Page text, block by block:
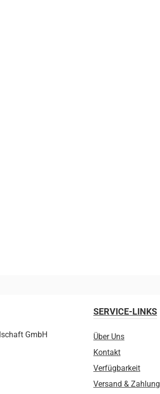
GmbH
SERVICE-LINKS
Über Uns
Kontakt
Verfügbarkeit
Versand & Zahlung